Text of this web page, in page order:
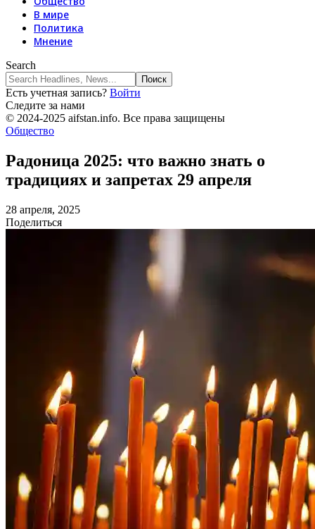
В мире
Политика
Мнение
Search
Есть учетная запись? Войти
Следите за нами
© 2024-2025 aifstan.info. Все права защищены
Общество
Радоница 2025: что важно знать о
традициях и запретах 29 апреля
28 апреля, 2025
Поделиться